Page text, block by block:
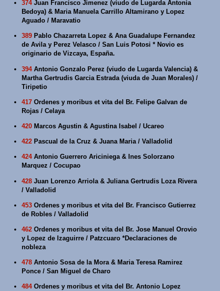
374Juan Francisco Jimenez (viudo de Lugarda Antonia
Bedoya) & Maria Manuela Carrillo Altamirano y Lopez
Aguado / Maravatio
389 Pablo Chazarreta Lopez & Ana Guadalupe Fernandez
de Avila y Perez Velasco / San Luis Potosi * Novio es
originario de Vizcaya, España.
394Antonio Gonzalo Perez (viudo de Lugarda Valencia) &
Martha Gertrudis Garcia Estrada (viuda de Juan Morales) /
Tiripetio
417 Ordenes y moribus et vita del Br. Felipe Galvan de
Rojas / Celaya
420 Marcos Agustin & Agustina Isabel / Ucareo
422 Pascual de la Cruz & Juana Maria / Valladolid
424Antonio Guerrero Ariciniega & Ines Solorzano
Marquez / Cocupao
428 Juan Lorenzo Arriola & Juliana Gertrudis Loza Rivera
/ Valladolid
453 Ordenes y moribus et vita del Br. Francisco Gutierrez
de Robles / Valladolid
462 Ordenes y moribus et vita del Br. Jose Manuel Orovio
y Lopez de Izaguirre / Patzcuaro *Declaraciones de
nobleza
478 Antonio Sosa de la Mora & Maria Teresa Ramirez
Ponce / San Miguel de Charo
484Ordenes y moribus et vita del Br. Antonio Lopez